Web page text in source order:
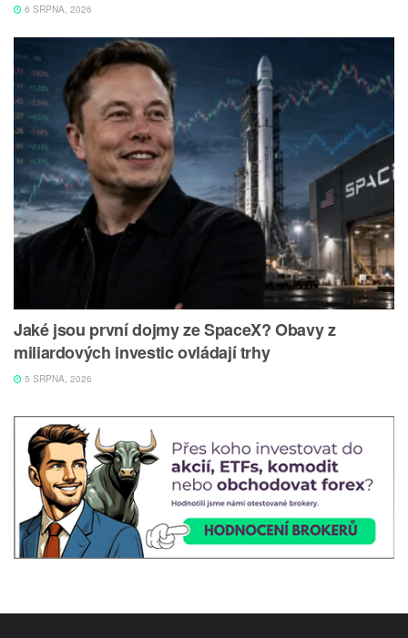
6 SRPNA, 2026
Jaké jsou první dojmy ze SpaceX? Obavy z
miliardových investic ovládají trhy
5 SRPNA, 2026